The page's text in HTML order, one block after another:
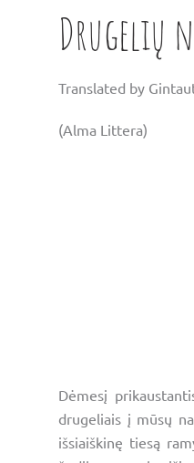
Drugelių
Translated by
(Alma Littera)
Dėmesį
drugeliais į mūsų
išsiaiškinę tiesą